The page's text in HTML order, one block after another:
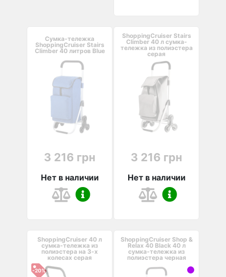
Сумка-тележка
ShoppingCruiser Stairs
Climber 40 литров Blue
3 216 грн
Нет в наличии
ShoppingCruiser Stairs
Climber 40 л сумка-
тележка из полиэстера
серая
3 216 грн
Нет в наличии
ShoppingCruiser 40 л
сумка-тележка из
полиэстера на 3-х
колесах серая
-20%
ShoppingCruiser Shop &
Relax 40 Black 40 л
сумка-тележка из
полиэстера черная